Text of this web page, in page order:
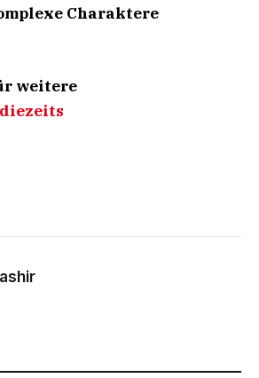
Charaktere
weitere
diezeits